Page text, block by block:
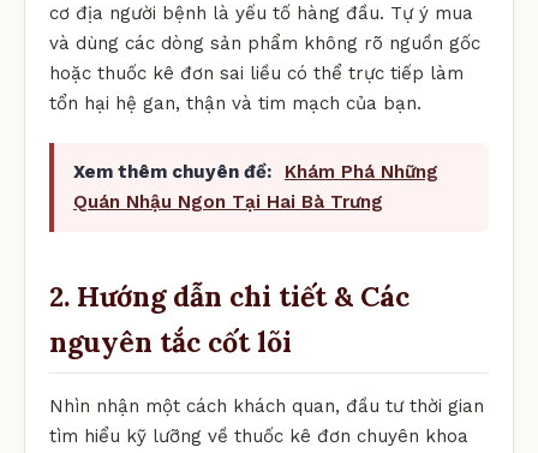
cơ địa người bệnh là yếu tố hàng đầu. Tự ý mua
và dùng các dòng sản phẩm không rõ nguồn gốc
hoặc thuốc kê đơn sai liều có thể trực tiếp làm
tổn hại hệ gan, thận và tim mạch của bạn.
Xem thêm chuyên đề:
Khám Phá Những
Quán Nhậu Ngon Tại Hai Bà Trưng
2. Hướng dẫn chi tiết & Các
nguyên tắc cốt lõi
Nhìn nhận một cách khách quan, đầu tư thời gian
tìm hiểu kỹ lưỡng về thuốc kê đơn chuyên khoa